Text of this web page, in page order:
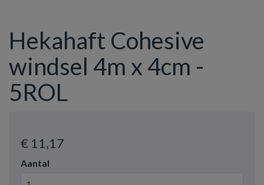
Hekahaft Cohesive
windsel 4m x 4cm -
5ROL
€ 11,17
Aantal